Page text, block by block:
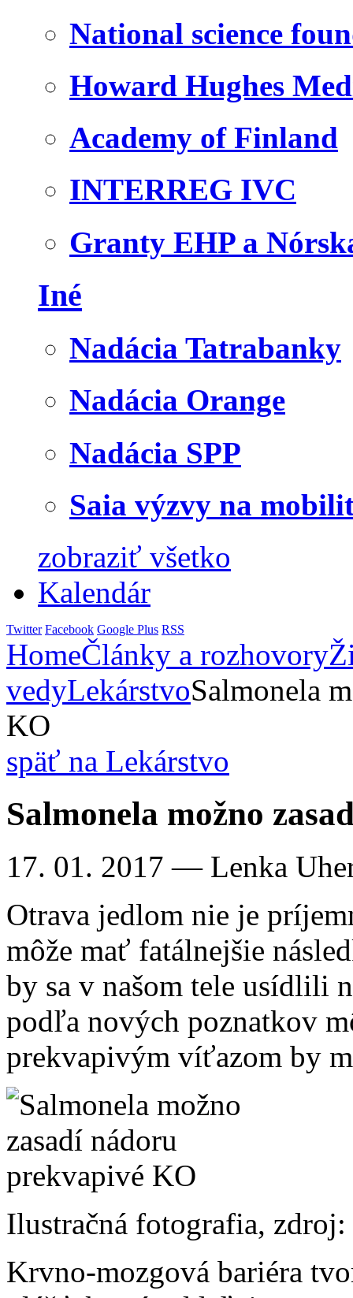
National science
Howard Hughes
Academy of Finland
INTERREG IVC
Granty EHP a
Iné
Nadácia Tatrabanky
Nadácia Orange
Nadácia SPP
Saia výzvy na
zobraziť všetko
Kalendár
Twitter Facebook Google Plus RSS
HomeČlánky a rozhovory
vedyLekárstvoSalmonela
KO
späť na Lekárstvo
Salmonela možno
17. 01. 2017 — Lenka
Otrava jedlom nie je
môže mať fatálnejšie
by sa v našom tele usídlili
podľa nových poznatkov
prekvapivým víťazom by
Ilustračná fotografia, zdroj:
Krvno-mozgová bariéra